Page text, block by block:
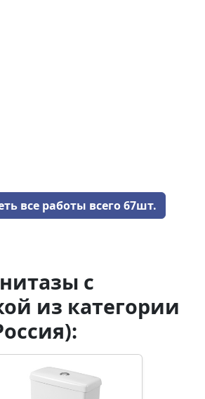
все работы всего 67шт.
с
из категории